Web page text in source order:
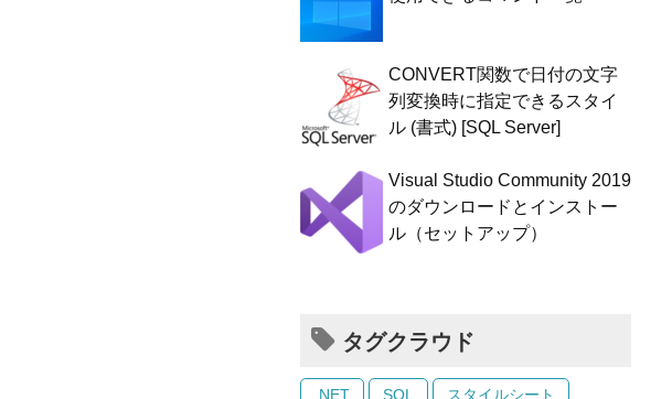
CONVERT関数で日付の文字
列変換時に指定できるスタイ
ル (書式) [SQL Server]
Visual Studio Community 2019
のダウンロードとインストー
ル（セットアップ）
タグクラウド
.NET SQL スタイルシート